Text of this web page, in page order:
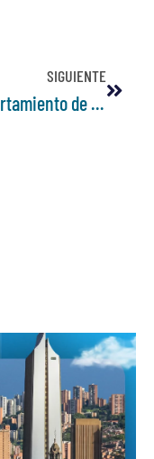
SIGUIENTE
Comportamiento de la vivienda usada en el primer cuatrimestre del año